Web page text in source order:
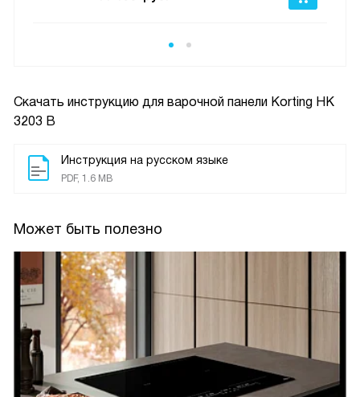
Скачать инструкцию для варочной панели Korting HK
3203 B
Инструкция на русском языке
PDF, 1.6 MB
Может быть полезно